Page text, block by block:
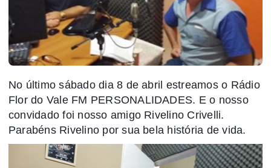
No último sábado dia 8 de abril estreamos o Rádio
Flor do Vale FM PERSONALIDADES. E o nosso
convidado foi nosso amigo Rivelino Crivelli.
Parabéns Rivelino por sua bela história de vida.